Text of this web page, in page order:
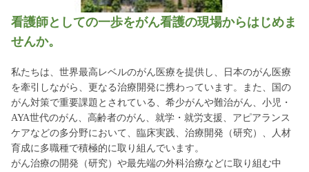
看護師としての一歩をがん看護の現場からはじめま
せんか。
私たちは、世界最高レベルのがん医療を提供し、日本のがん医療
を牽引しながら、更なる治療開発に携わっています。また、国の
がん対策で重要課題とされている、希少がんや難治がん、小児・
AYA世代のがん、高齢者のがん、就学・就労支援、アピアランス
ケアなどの多分野において、臨床実践、治療開発（研究）、人材
育成に多職種で積極的に取り組んでいます。
がん治療の開発（研究）や最先端の外科治療などに取り組む中